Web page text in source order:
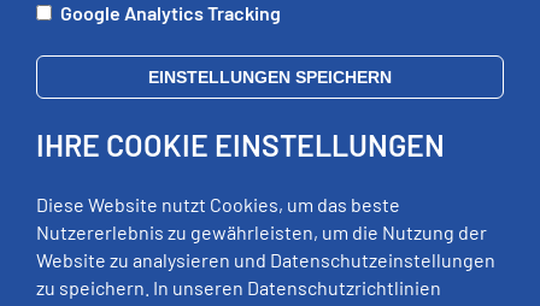
Di:
09:00 - 12:00 Uhr, 13:00 - 18:00 Uhr
Mi:
geschlossen
Fr:
09:00 - 12:00 Uhr
RECHTLICHES
Google Analytics Tracking
EINSTELLUNGEN SPEICHERN
IHRE COOKIE EINSTELLUNGEN
Diese Website nutzt Cookies, um das beste
Nutzererlebnis zu gewährleisten, um die Nutzung der
Website zu analysieren und Datenschutzeinstellungen
zu speichern. In unseren Datenschutzrichtlinien